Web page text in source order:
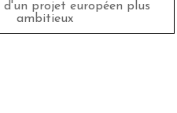
d'un projet européen plus
ambitieux